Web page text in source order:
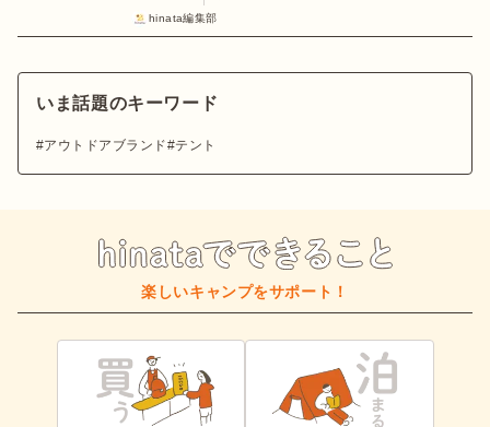
hinata編集部
いま話題のキーワード
アウトドアブランド テント
楽しいキャンプをサポート！